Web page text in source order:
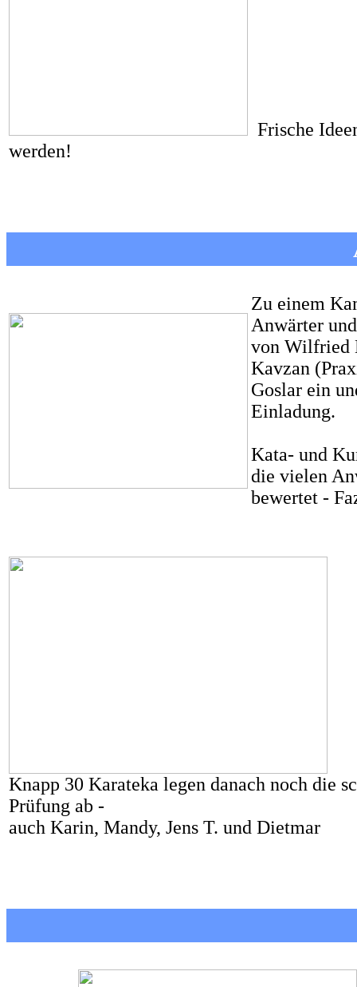
Frische
werden!
Zu einem
Anwärter
von Wilfried
Kavzan
Goslar ein
Einladung.
Kata- und
die vielen
bewertet -
Knapp 30 Karateka legen danach noch die
Prüfung ab -
auch Karin, Mandy, Jens T. und Dietmar